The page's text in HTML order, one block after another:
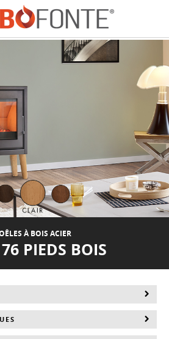
À BOIS ACIER
PIEDS BOIS